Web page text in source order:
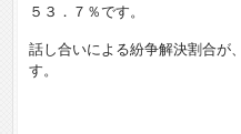
５３．７％です。
話し合いによる紛争解決割合が
す。